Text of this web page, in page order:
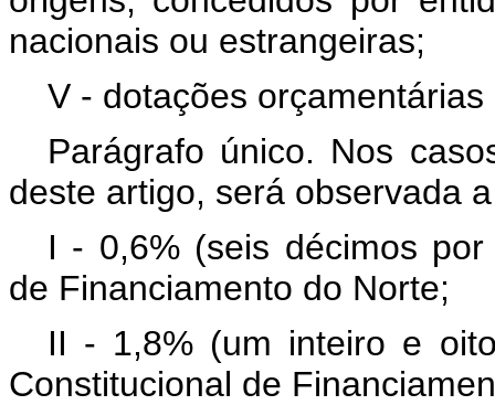
nacionais ou estrangeiras;
V - dotações
Parágrafo único. Nos
deste artigo, será observada
I - 0,6% (seis décimos
de Financiamento do Norte;
II - 1,8% (um inteiro e
Constitucional de